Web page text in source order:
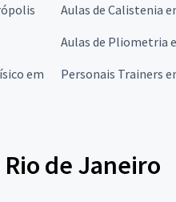
Aulas de Calistenia
Aulas de Pliometria
em
Personais Trainers
de Janeiro